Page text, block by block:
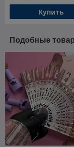
Купить
Подобные